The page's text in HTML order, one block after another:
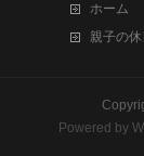
ホーム
親子の
Powered by